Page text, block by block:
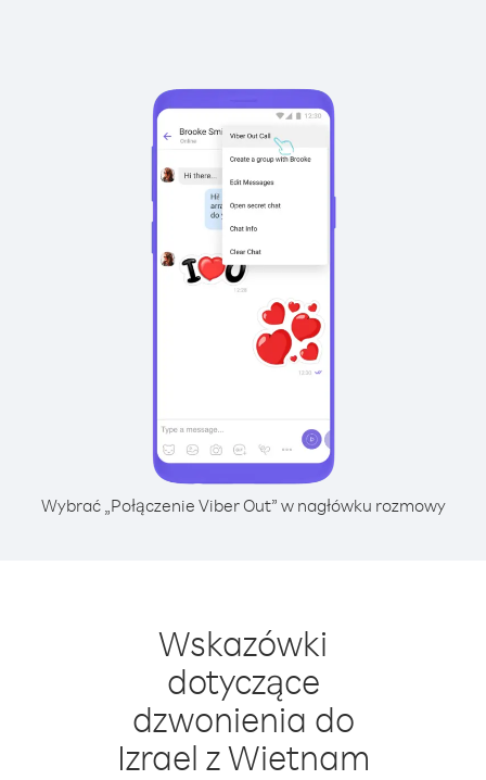
Wybrać „Połączenie Viber Out” w nagłówku rozmowy
Wskazówki
dotyczące
dzwonienia do
Izrael z Wietnam